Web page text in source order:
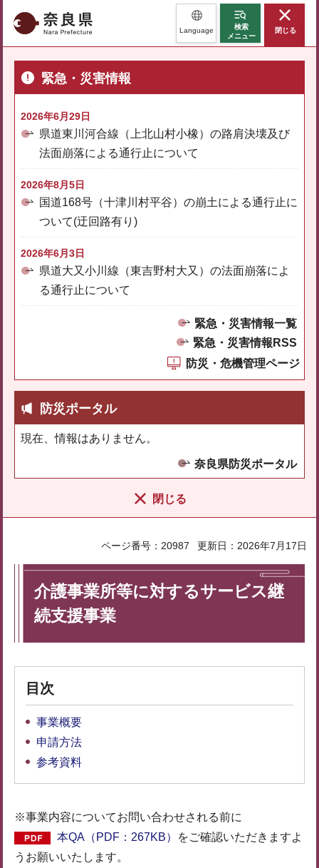
奈良県 Language
検索
メニュー
閉じる
緊急・災害情報
2026年6月29日
県道東川河合線（上北山村小橡）の路肩決壊及び
法面崩落による通行止について
2026年8月5日
国道168号（十津川村平谷）の崩土による通行止に
ついて(迂回路有り)
2026年6月3日
県道大又小川線（東吉野村大又）の法面崩落によ
る通行止について
緊急・災害情報一覧
緊急・災害情報RSS
防災・危機管理ページ
防災ポータル
現在、情報はありません。
奈良県防災ポータル
閉じる
ページ番号：20987 更新日：2026年7月17日
介護事業所等に対するサービス継
続支援事業
目次
事業概要
申請方法
参考資料
※事業内容についてお問い合わせされる前に
本QA（PDF：267KB）
をご確認いただきますよ
うお願いいたします。